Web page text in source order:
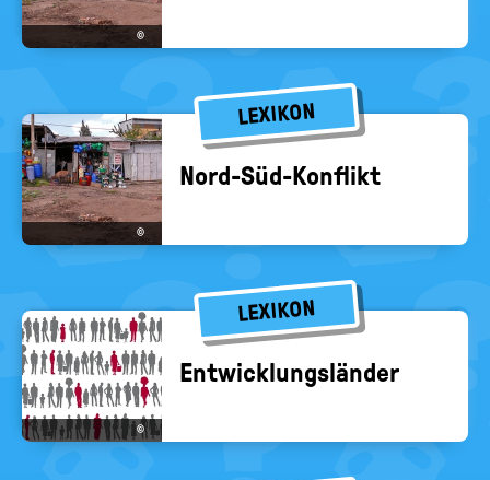
©
LEXIKON
©
Nord-​Süd-Konflikt
LEXIKON
©
Ent­wick­lungs­län­der